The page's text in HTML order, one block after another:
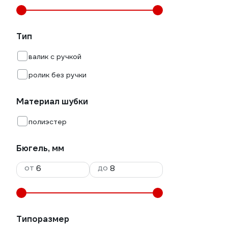
Тип
валик с ручкой
ролик без ручки
Материал шубки
полиэстер
Бюгель, мм
от
до
Типоразмер